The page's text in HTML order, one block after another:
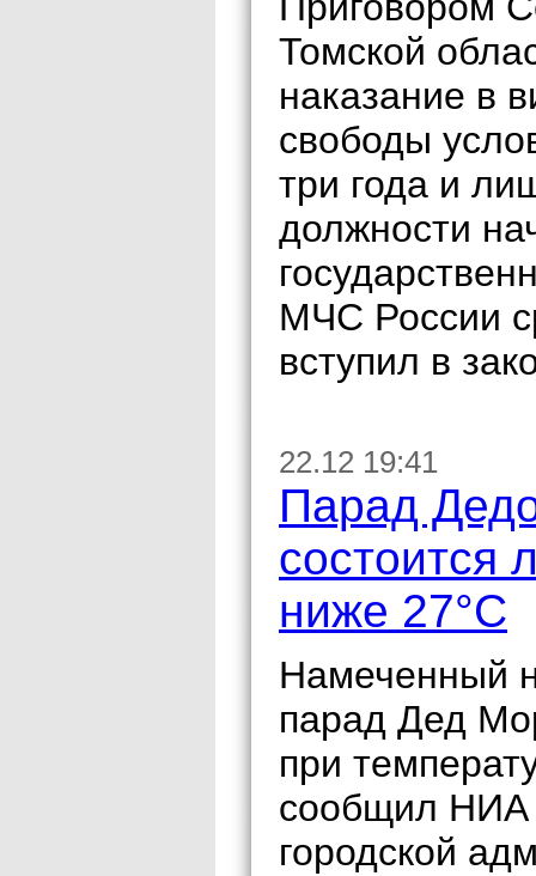
Томской
наказание в
свободы
три года и
должности
МЧС России
вступил в
22.12 19:41
Парад
состоится
ниже 27°С
Намеченный
парад Дед
при
сообщил НИА
городской